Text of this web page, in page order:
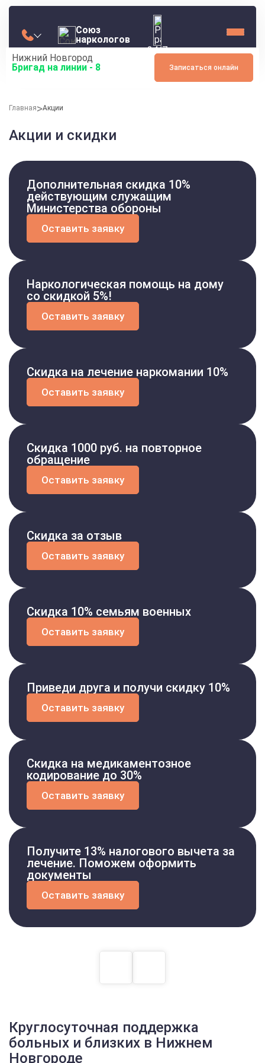
Союз
наркологов
24/7
Нижний Новгород
Бригад на линии - 8 Записаться онлайн
Главная Акции
Акции и скидки
Дополнительная скидка 10%
действующим служащим
Министерства обороны
Оставить заявку
Наркологическая помощь на дому
со скидкой 5%!
Оставить заявку
Скидка на лечение наркомании 10%
Оставить заявку
Скидка 1000 руб. на повторное
обращение
Оставить заявку
Скидка за отзыв
Оставить заявку
Скидка 10% семьям военных
Оставить заявку
Приведи друга и получи скидку 10%
Оставить заявку
Скидка на медикаментозное
кодирование до 30%
Оставить заявку
Получите 13% налогового вычета за
лечение. Поможем оформить
документы
Оставить заявку
Круглосуточная поддержка
больных и близких в Нижнем
Новгороде
Выбор города
КрасноярскМоскваНижний Новгород